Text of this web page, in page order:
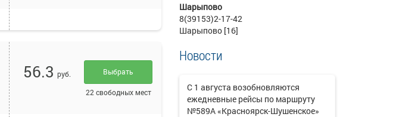
56.3 руб. Выбрать
22 свободных мест
Шарыпово
8(39153)2-17-42
Шарыпово [16]
Новости
С 1 августа возобновляются
ежедневные рейсы по маршруту
№589А «Красноярск-Шушенское»